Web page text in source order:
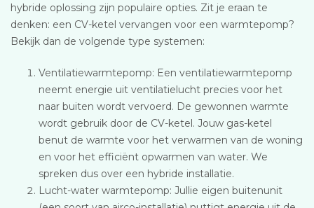
hybride oplossing zijn populaire opties. Zit je eraan te
denken: een CV-ketel vervangen voor een warmtepomp?
Bekijk dan de volgende type systemen:
Ventilatiewarmtepomp: Een ventilatiewarmtepomp
neemt energie uit ventilatielucht precies voor het
naar buiten wordt vervoerd. De gewonnen warmte
wordt gebruik door de CV-ketel. Jouw gas-ketel
benut de warmte voor het verwarmen van de woning
en voor het efficiënt opwarmen van water. We
spreken dus over een hybride installatie.
Lucht-water warmtepomp: Jullie eigen buitenunit